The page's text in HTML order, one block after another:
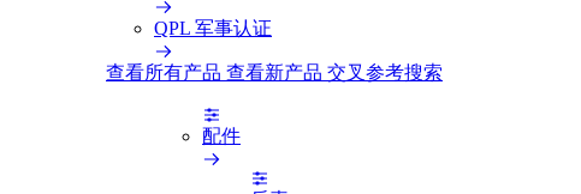
QPL 军事认证
查看所有产品 查看新产品 交叉参考搜索
配件